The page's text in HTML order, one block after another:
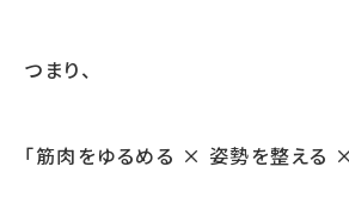
つまり、
「筋肉をゆるめる × 姿勢を整える